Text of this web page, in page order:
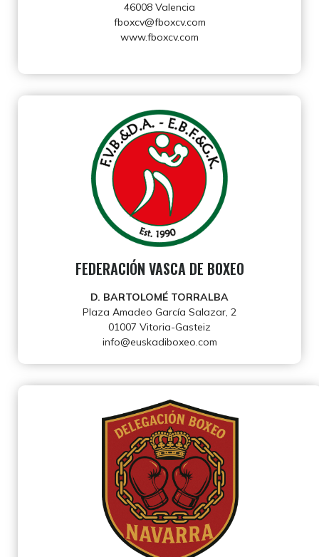
46008 Valencia
fboxcv@fboxcv.com
www.fboxcv.com
FEDERACIÓN VASCA DE BOXEO
D. BARTOLOMÉ TORRALBA
Plaza Amadeo García Salazar, 2
01007 Vitoria-Gasteiz
info@euskadiboxeo.com